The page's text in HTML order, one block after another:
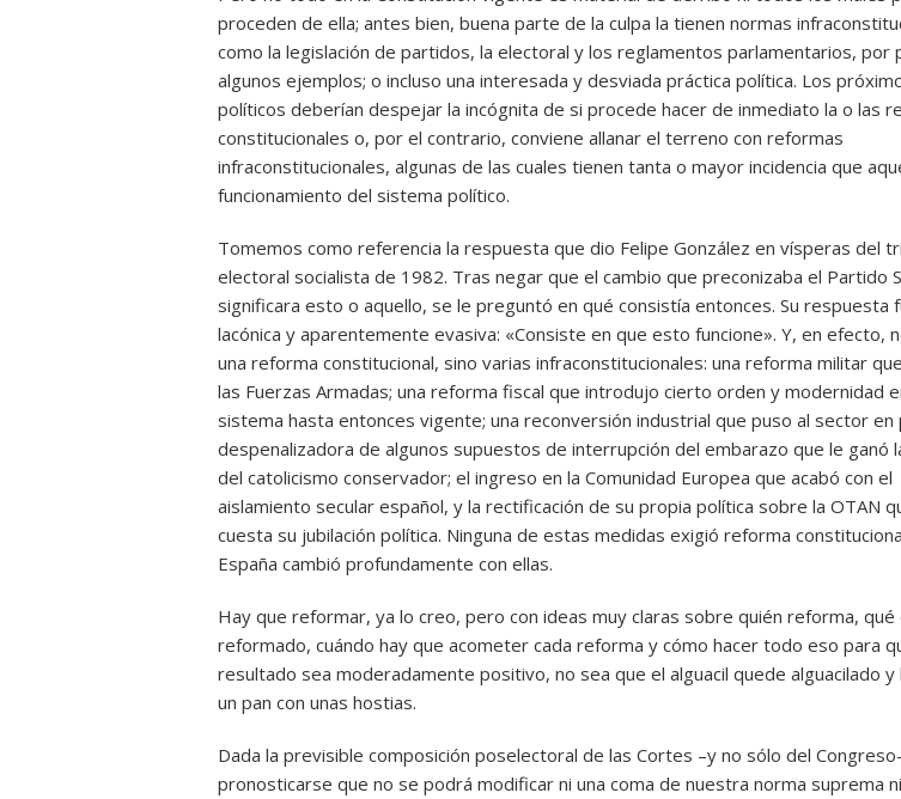
proceden de ella; antes bien, buena parte de la culpa la tienen normas
como la legislación de partidos, la electoral y los reglamentos parlamentarios, por
algunos ejemplos; o incluso una interesada y desviada práctica política. Los
políticos deberían despejar la incógnita de si procede hacer de inmediato la o las
constitucionales o, por el contrario, conviene allanar el terreno con reformas
infraconstitucionales, algunas de las cuales tienen tanta o mayor incidencia que
funcionamiento del sistema político.
Tomemos como referencia la respuesta que dio Felipe González en vísperas del
electoral socialista de 1982. Tras negar que el cambio que preconizaba el Partido
significara esto o aquello, se le preguntó en qué consistía entonces. Su respuesta
lacónica y aparentemente evasiva: «Consiste en que esto funcione». Y, en efecto,
una reforma constitucional, sino varias infraconstitucionales: una reforma militar
las Fuerzas Armadas; una reforma fiscal que introdujo cierto orden y modernidad
sistema hasta entonces vigente; una reconversión industrial que puso al sector en
despenalizadora de algunos supuestos de interrupción del embarazo que le ganó
del catolicismo conservador; el ingreso en la Comunidad Europea que acabó con el
aislamiento secular español, y la rectificación de su propia política sobre la OTAN
cuesta su jubilación política. Ninguna de estas medidas exigió reforma
España cambió profundamente con ellas.
Hay que reformar, ya lo creo, pero con ideas muy claras sobre quién reforma,
reformado, cuándo hay que acometer cada reforma y cómo hacer todo eso para
resultado sea moderadamente positivo, no sea que el alguacil quede alguacilado y
un pan con unas hostias.
Dada la previsible composición poselectoral de las Cortes –y no sólo del
pronosticarse que no se podrá modificar ni una coma de nuestra norma suprema